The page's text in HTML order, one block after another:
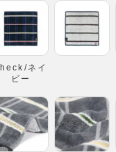
ネイ
ビー